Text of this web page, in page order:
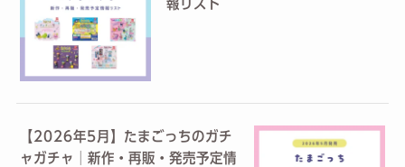
報リスト
【2026年5月】たまごっちのガチ
ャガチャ│新作・再販・発売予定情